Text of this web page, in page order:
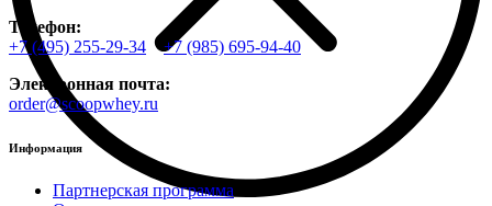
Телефон:
+7 (495) 255-29-34
+7 (985) 695-94-40
Электронная почта:
order@scoopwhey.ru
Информация
Партнерская программа